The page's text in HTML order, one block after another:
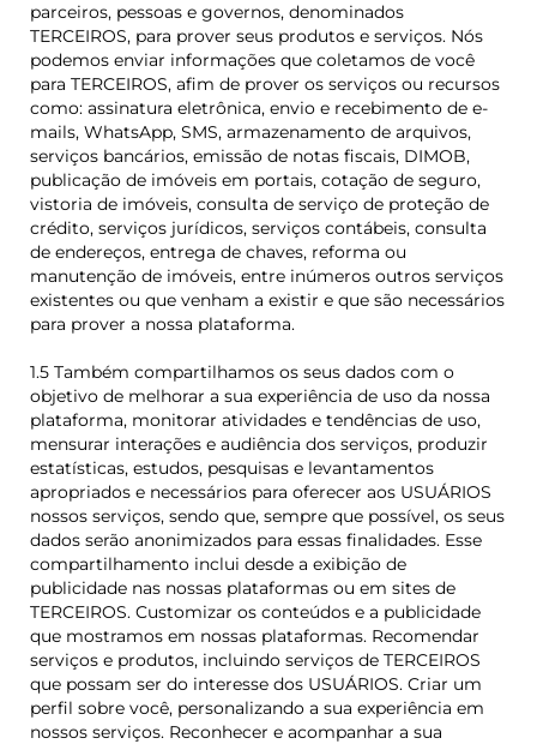
parceiros, pessoas e governos, denominados
TERCEIROS, para prover seus produtos e serviços. Nós
podemos enviar informações que coletamos de você
para TERCEIROS, afim de prover os serviços ou recursos
como: assinatura eletrônica, envio e recebimento de e-
mails, WhatsApp, SMS, armazenamento de arquivos,
serviços bancários, emissão de notas fiscais, DIMOB,
publicação de imóveis em portais, cotação de seguro,
vistoria de imóveis, consulta de serviço de proteção de
crédito, serviços jurídicos, serviços contábeis, consulta
de endereços, entrega de chaves, reforma ou
manutenção de imóveis, entre inúmeros outros serviços
existentes ou que venham a existir e que são necessários
para prover a nossa plataforma.
1.5 Também compartilhamos os seus dados com o
objetivo de melhorar a sua experiência de uso da nossa
plataforma, monitorar atividades e tendências de uso,
mensurar interações e audiência dos serviços, produzir
estatísticas, estudos, pesquisas e levantamentos
apropriados e necessários para oferecer aos USUÁRIOS
nossos serviços, sendo que, sempre que possível, os seus
dados serão anonimizados para essas finalidades. Esse
compartilhamento inclui desde a exibição de
publicidade nas nossas plataformas ou em sites de
TERCEIROS. Customizar os conteúdos e a publicidade
que mostramos em nossas plataformas. Recomendar
serviços e produtos, incluindo serviços de TERCEIROS
que possam ser do interesse dos USUÁRIOS. Criar um
perfil sobre você, personalizando a sua experiência em
nossos serviços. Reconhecer e acompanhar a sua